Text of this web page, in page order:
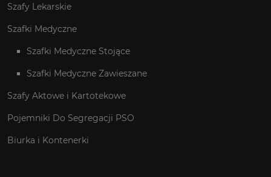
Szafy Lekarskie
Szafki Medyczne
Szafki Medyczne Stojące
Szafki Medyczne Zawieszane
Szafy Aktowe i Kartotekowe
Pojemniki Do Segregacji PSO
Biurka i Kontenerki